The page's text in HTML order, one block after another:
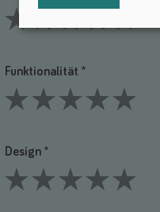
Funktionalität *
Design *